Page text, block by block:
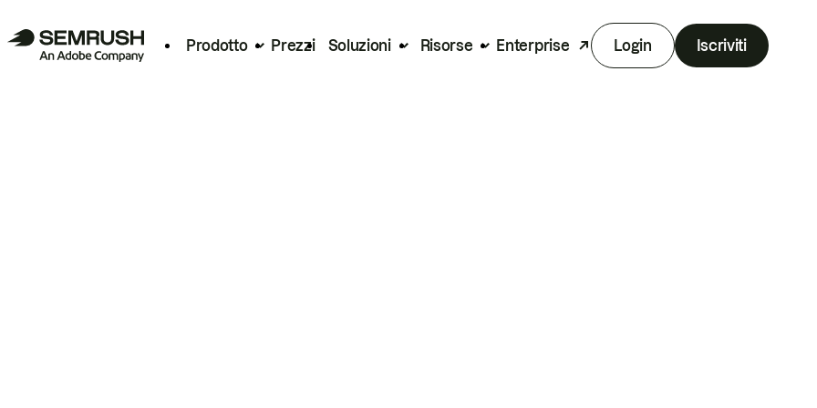
Prodotto Prezzi Soluzioni Risorse Enterprise Login Iscriviti